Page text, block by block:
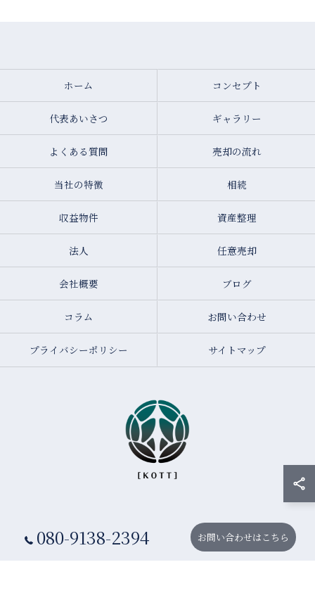
080-9138-2394 お問い合わせはこちら
ホーム コンセプト
代表あいさつ ギャラリー
よくある質問 売却の流れ
当社の特徴 相続
収益物件 資産整理
法人 任意売却
会社概要 ブログ
コラム お問い合わせ
プライバシーポリシー サイトマップ
© 2026 大阪の不動産売却なら大阪不動産売却相談センター ALL RIGHTS
RESERVED.